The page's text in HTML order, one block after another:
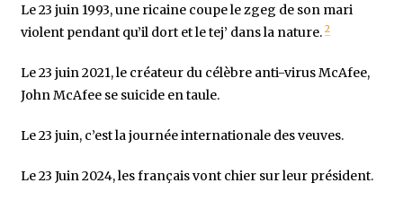
Le 23 juin 1993, une ricaine coupe le zgeg de son mari
violent pendant qu’il dort et le tej’ dans la nature. 2
Le 23 juin 2021, le créateur du célèbre anti-virus McAfee,
John McAfee se suicide en taule.
Le 23 juin, c’est la journée internationale des veuves.
Le 23 Juin 2024, les français vont chier sur leur président.